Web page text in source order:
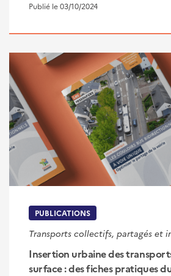
Publié le 03/10/2024
PUBLICATIONS
Transports collectifs, partagés et
Insertion urbaine des
surface : des fiches pratiques